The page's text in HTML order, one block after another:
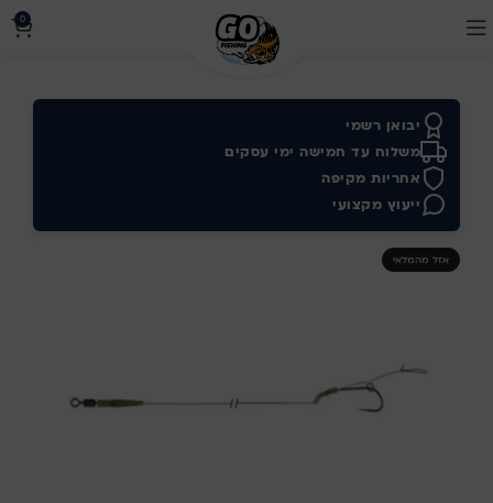
0
יבואן רשמי
משלוח עד חמישה ימי עסקים
אחריות מקיפה
ייעוץ מקצועי
אזל מהמלאי